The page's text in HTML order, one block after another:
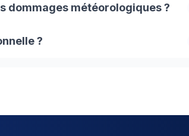
dommages météorologiques ?
par des conditions
nécessaires, réaligner la
?